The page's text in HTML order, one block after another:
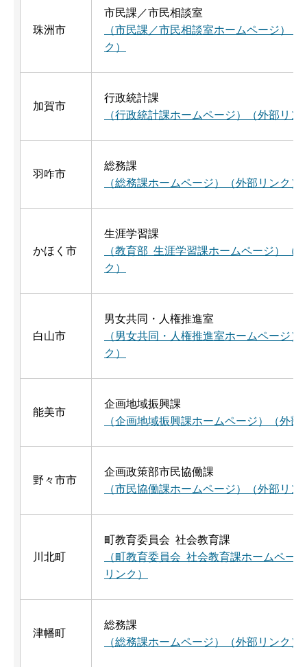
珠洲市
市民課／市民相談室
（市民課／市民相談室ホームページ）（
ク）
加賀市
行政統計課
（行政統計課ホームページ）（外部リン
羽咋市
総務課
（総務課ホームページ）（外部リンク）
かほく市
生涯学習課
（教育部 生涯学習課ホームページ）（
ク）
白山市
男女共同・人権推進室
（男女共同・人権推進室ホームページ）
ク）
能美市
企画地域振興課
（企画地域振興課ホームページ）（外部
野々市市
企画政策部市民協働課
（市民協働課ホームページ）（外部リン
川北町
町教育委員会 社会教育課
（町教育委員会 社会教育課ホームペー
リンク）
津幡町
総務課
（総務課ホームページ）（外部リンク）